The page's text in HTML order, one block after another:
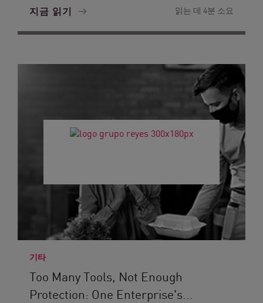
지금 읽기 읽는 데 4분 소요
기타
Too Many Tools, Not Enough
Protection: One Enterprise's...